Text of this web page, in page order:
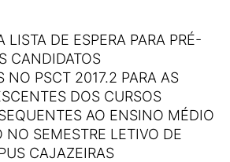
LISTA DE ESPERA PARA PRÉ-
CANDIDATOS
NO PSCT 2017.2 PARA AS
DOS CURSOS
AO ENSINO MÉDIO
NO SEMESTRE LETIVO DE
CAJAZEIRAS